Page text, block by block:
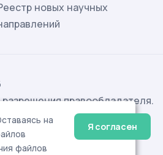
новых научных
правообладателя.
на
файлов
Я согласен